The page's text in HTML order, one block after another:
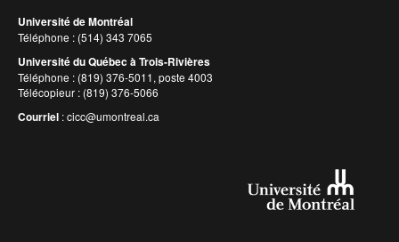
Université de Montréal
Téléphone : (514) 343 7065
Université du Québec à Trois-Rivières
Téléphone : (819) 376-5011, poste 4003
Télécopieur : (819) 376-5066
Courriel :cicc@umontreal.ca